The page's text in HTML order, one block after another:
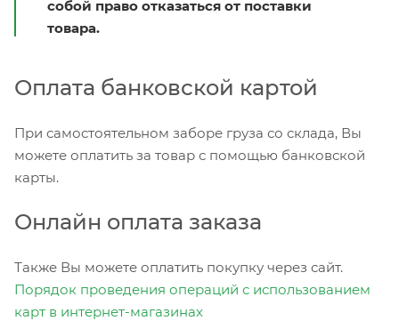
собой право отказаться от поставки
товара.
Оплата банковской картой
При самостоятельном заборе груза со склада, Вы
можете оплатить за товар с помощью банковской
карты.
Онлайн оплата заказа
Также Вы можете оплатить покупку через сайт.
Порядок проведения операций с использованием
карт в интернет-магазинах